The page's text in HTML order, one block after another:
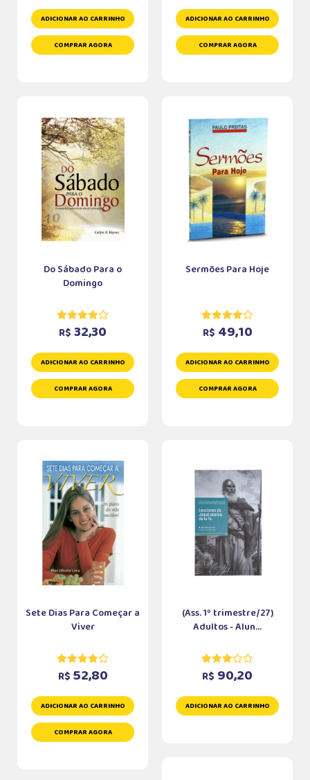
ADICIONAR AO CARRINHO
COMPRAR AGORA
ADICIONAR AO CARRINHO
COMPRAR AGORA
Do Sábado Para o
Domingo
R$ 32,30
ADICIONAR AO CARRINHO
COMPRAR AGORA
Sermões Para Hoje
R$ 49,10
ADICIONAR AO CARRINHO
COMPRAR AGORA
Sete Dias Para Começar a
Viver
R$ 52,80
ADICIONAR AO CARRINHO
COMPRAR AGORA
(Ass. 1º trimestre/27)
Adultos - Alun...
R$ 90,20
ADICIONAR AO CARRINHO